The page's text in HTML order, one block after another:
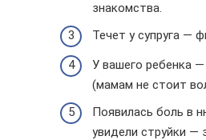
знакомства.
Течет у супруга —
У вашего ребенка
(мамам не стоит
Появилась боль в
увидели струйки —